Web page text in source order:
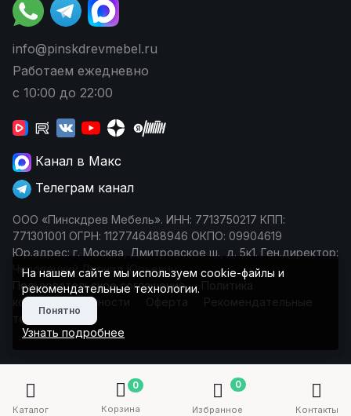
info@pinskdrevmebel.ru
Работаем ежедневно
с 10:00 до 22:00
Канал в Макс
Телеграм канал
ООО «Пинскдрев Мебель». ИНН: 7713750217 КПП:
771301001 ОГРН: 1127746488946 ОКПО: 09904619
Юр.адрес: г. Москва, Дмитровское ш., д. 5к1. Ген.директор:
Чеповецкий Леонид Юрьевич
Пользовательское соглашение
Политика
конфиденциальности
Оферта
Рекомендательные
технологии
Каталог
0
Корзина
0
Избранное Контакты
На нашем сайте мы используем cookie-файлы и
рекомендательные технологии.
Понятно
Узнать подробнее